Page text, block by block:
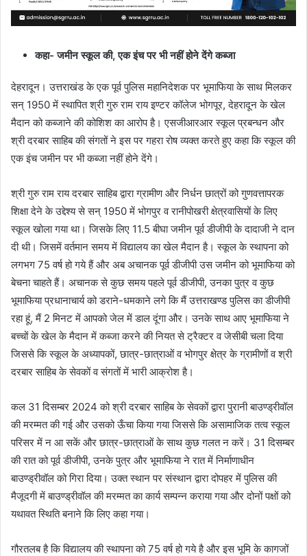
कहा- जमीन स्कूल की, एक इंच पर भी नहीं होने देंगे कब्जा
देहरादून। उत्तराखंड के एक पूर्व पुलिस महानिदेशक पर भूमाफिया के साथ मिलकर
सन् 1950 में स्थापित श्री गुरु राम राय इण्टर कॉलेज भोगपूर, देहरादून के खेल
मैदान को कब्जाने की कोशिश का आरोप है। एसजीआरआर स्कूल प्रबन्धन और
श्री दरबार साहिब की संगतों ने इस पर गहरा रोष व्यक्त करते हुए कहा कि स्कूल की
एक इंच जमीन पर भी कब्जा नहीं होने देंगे।
श्री गुरु राम राय दरबार साहिब द्वारा ग्रामीण और निर्धन छात्रों को गुणवत्तापरक
शिक्षा देने के उद्देश्य से सन् 1950 में भोगपुर व रानीपोखरी क्षेत्रवासियों के लिए
स्कूल खोला गया था। जिसके लिए 11.5 बीघा जमीन पूर्व डीजीपी के दादाजी ने दान
दी थी। जिसमें वर्तमान समय में विद्यालय का खेल मैदान है। स्कूल के स्थापना को
लगभग 75 वर्ष हो गये हैं और अब अचानक पूर्व डीजीपी उस जमीन को भूमाफिया को
बेचना चाहते हैं। अचानक से कुछ समय पहले पूर्व डीजीपी, उनका पुत्र व कुछ
भूमाफिया प्रधानाचार्य को डराने-धमकाने लगे कि मैं उत्तराखण्ड पुलिस का डीजीपी
रहा हूं, मैं 2 मिनट में आपको जेल में डाल दूंगा और। उनके साथ आए भूमाफिया ने
बच्चों के खेल के मैदान में कब्जा करने की नियत से ट्रैक्टर व जेसीबी चला दिया
जिससे कि स्कूल के अध्यापकों, छात्र-छात्राओं व भोगपुर क्षेत्र के ग्रामीणों व श्री
दरबार साहिब के सेवकों व संगतों में भारी आक्रोश है।
कल 31 दिसम्बर 2024 को श्री दरबार साहिब के सेवकों द्वारा पुरानी बाउण्ड्रीवॉल
की मरम्मत की गई और उसको ऊँचा किया गया जिससे कि असामाजिक तत्व स्कूल
परिसर में न आ सकें और छात्र-छात्राओं के साथ कुछ गलत न करें। 31 दिसम्बर
की रात को पूर्व डीजीपी, उनके पुत्र और भूमाफिया ने रात में निर्माणाधीन
बाउण्ड्रीवॉल को गिरा दिया। उक्त स्थान पर संस्थान द्वारा दोपहर में पुलिस की
मैजूदगी में बाउण्ड्रीवॉल की मरम्मत का कार्य सम्पन्न कराया गया और दोनों पक्षों को
यथावत स्थिति बनाने कि लिए कहा गया।
गौरतलब है कि विद्यालय की स्थापना को 75 वर्ष हो गये है और इस भूमि के कागजों